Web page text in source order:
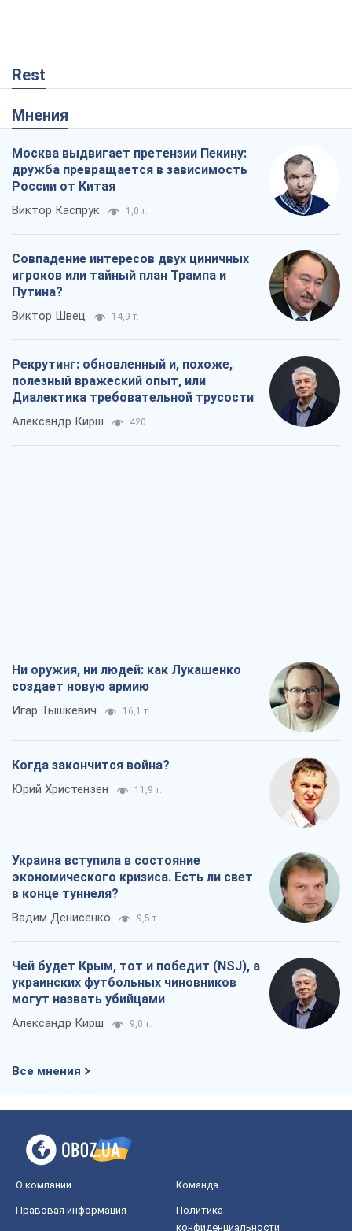
Rest
Мнения
Москва выдвигает претензии Пекину:
дружба превращается в зависимость
России от Китая
Виктор Каспрук 1,0 т.
Совпадение интересов двух циничных
игроков или тайный план Трампа и
Путина?
Виктор Швец 14,9 т.
Рекрутинг: обновленный и, похоже,
полезный вражеский опыт, или
Диалектика требовательной трусости
Александр Кирш 420
Ни оружия, ни людей: как Лукашенко
создает новую армию
Игар Тышкевич 16,1 т.
Когда закончится война?
Юрий Христензен 11,9 т.
Украина вступила в состояние
экономического кризиса. Есть ли свет
в конце туннеля?
Вадим Денисенко 9,5 т.
Чей будет Крым, тот и победит (NSJ), а
украинских футбольных чиновников
могут назвать убийцами
Александр Кирш 9,0 т.
Все мнения
О компании Команда
Правовая информация
Политика
конфиденциальности